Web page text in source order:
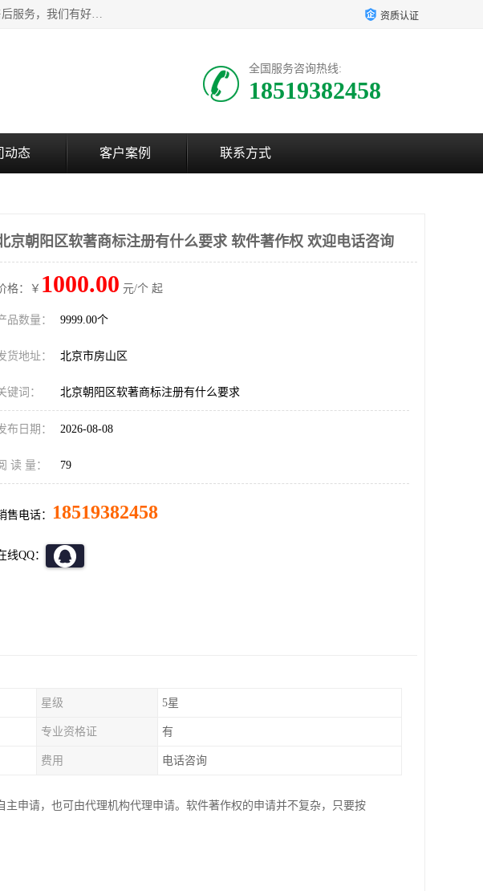
北京企铭星科技有限公司主要经营国家局疑难核名服务。我们始终为客户提供好的产品和技术支持、健全的售后服务，我们有好的产品和专业的销售和技术团队，我公司属于北京企业管理及投资咨询黄页行业，如果您对我公司的产品服务有兴趣，期待您在线留言或者来电咨询。 资质认证
全国服务咨询热线:
18519382458
动态 客户案例 联系方式
京朝阳区软著商标注册有什么要求 软件著作权 欢迎电话咨询
格：￥ 1000.00 元/个 起
品数量： 9999.00个
货地址： 北京市房山区
键词： 北京朝阳区软著商标注册有什么要求
布日期： 2026-08-08
读 量： 79
售电话： 18519382458
线QQ：
星级 5星
专业资格证 有
费用 电话咨询
申请，也可由代理机构代理申请。软件著作权的申请并不复杂，只要按